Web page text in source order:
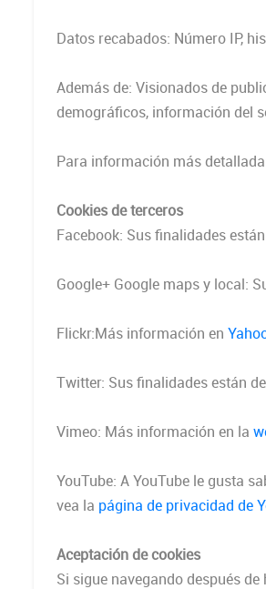
Datos recabados: Número IP,
Además de: Visionados de
demográficos, información del
Para información más
Cookies de terceros
Facebook: Sus finalidades
Google+ Google maps y local:
Flickr:Más información en
Twitter: Sus finalidades están
Vimeo: Más información en la
YouTube: A YouTube le gusta
vea la página de privacidad de
Aceptación de cookies
Si sigue navegando después